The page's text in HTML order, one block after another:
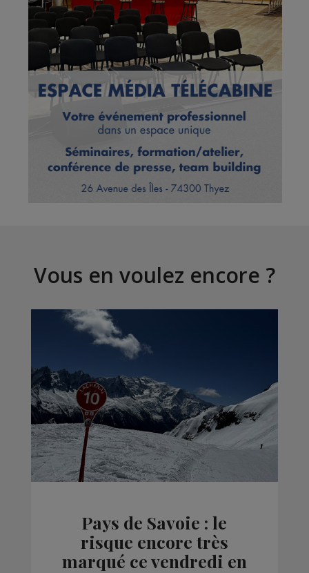
Vous en voulez encore ?
Pays de Savoie : le
risque encore très
marqué ce vendredi en